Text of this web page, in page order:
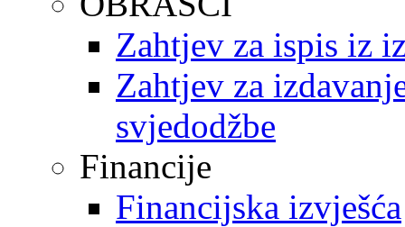
Zahtjev za ispis iz
Zahtjev za
svjedodžbe
Financije
Financijska izvješća